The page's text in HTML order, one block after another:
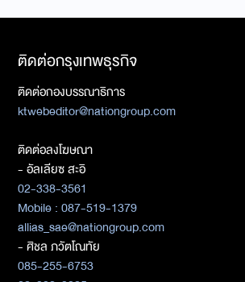
ติดต่อกรุงเทพธุรกิจ
ติดต่อกองบรรณาธิการ
ktwebeditor@nationgroup.com
ติดต่อลงโฆษณา
- อัลเลียซ สะอิ
02-338-3561
Mobile : 087-519-1379
allias_sae@nationgroup.com
- ศิชล ภวัตโณทัย
085-255-6753